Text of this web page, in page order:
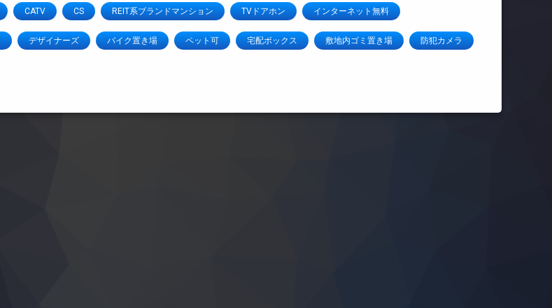
CATV CS REIT系ブランドマンション TVドアホン インターネット無料
デザイナーズ バイク置き場 ペット可 宅配ボックス 敷地内ゴミ置き場 防犯カメラ